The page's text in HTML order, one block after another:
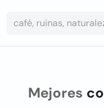
Mejores